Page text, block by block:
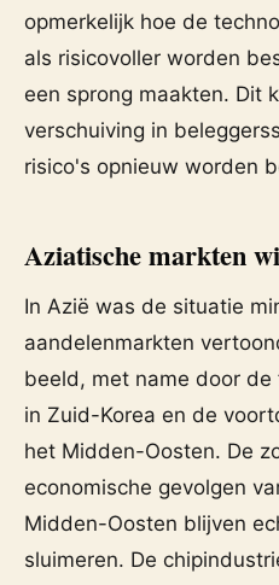
opmerkelijk hoe de
als risicovoller worden
een sprong maakten. Dit
verschuiving in
risico's opnieuw worden
Aziatische markten
In Azië was de situatie
aandelenmarkten
beeld, met name door
in Zuid-Korea en de
het Midden-Oosten. De
economische gevolgen
Midden-Oosten blijven
sluimeren. De